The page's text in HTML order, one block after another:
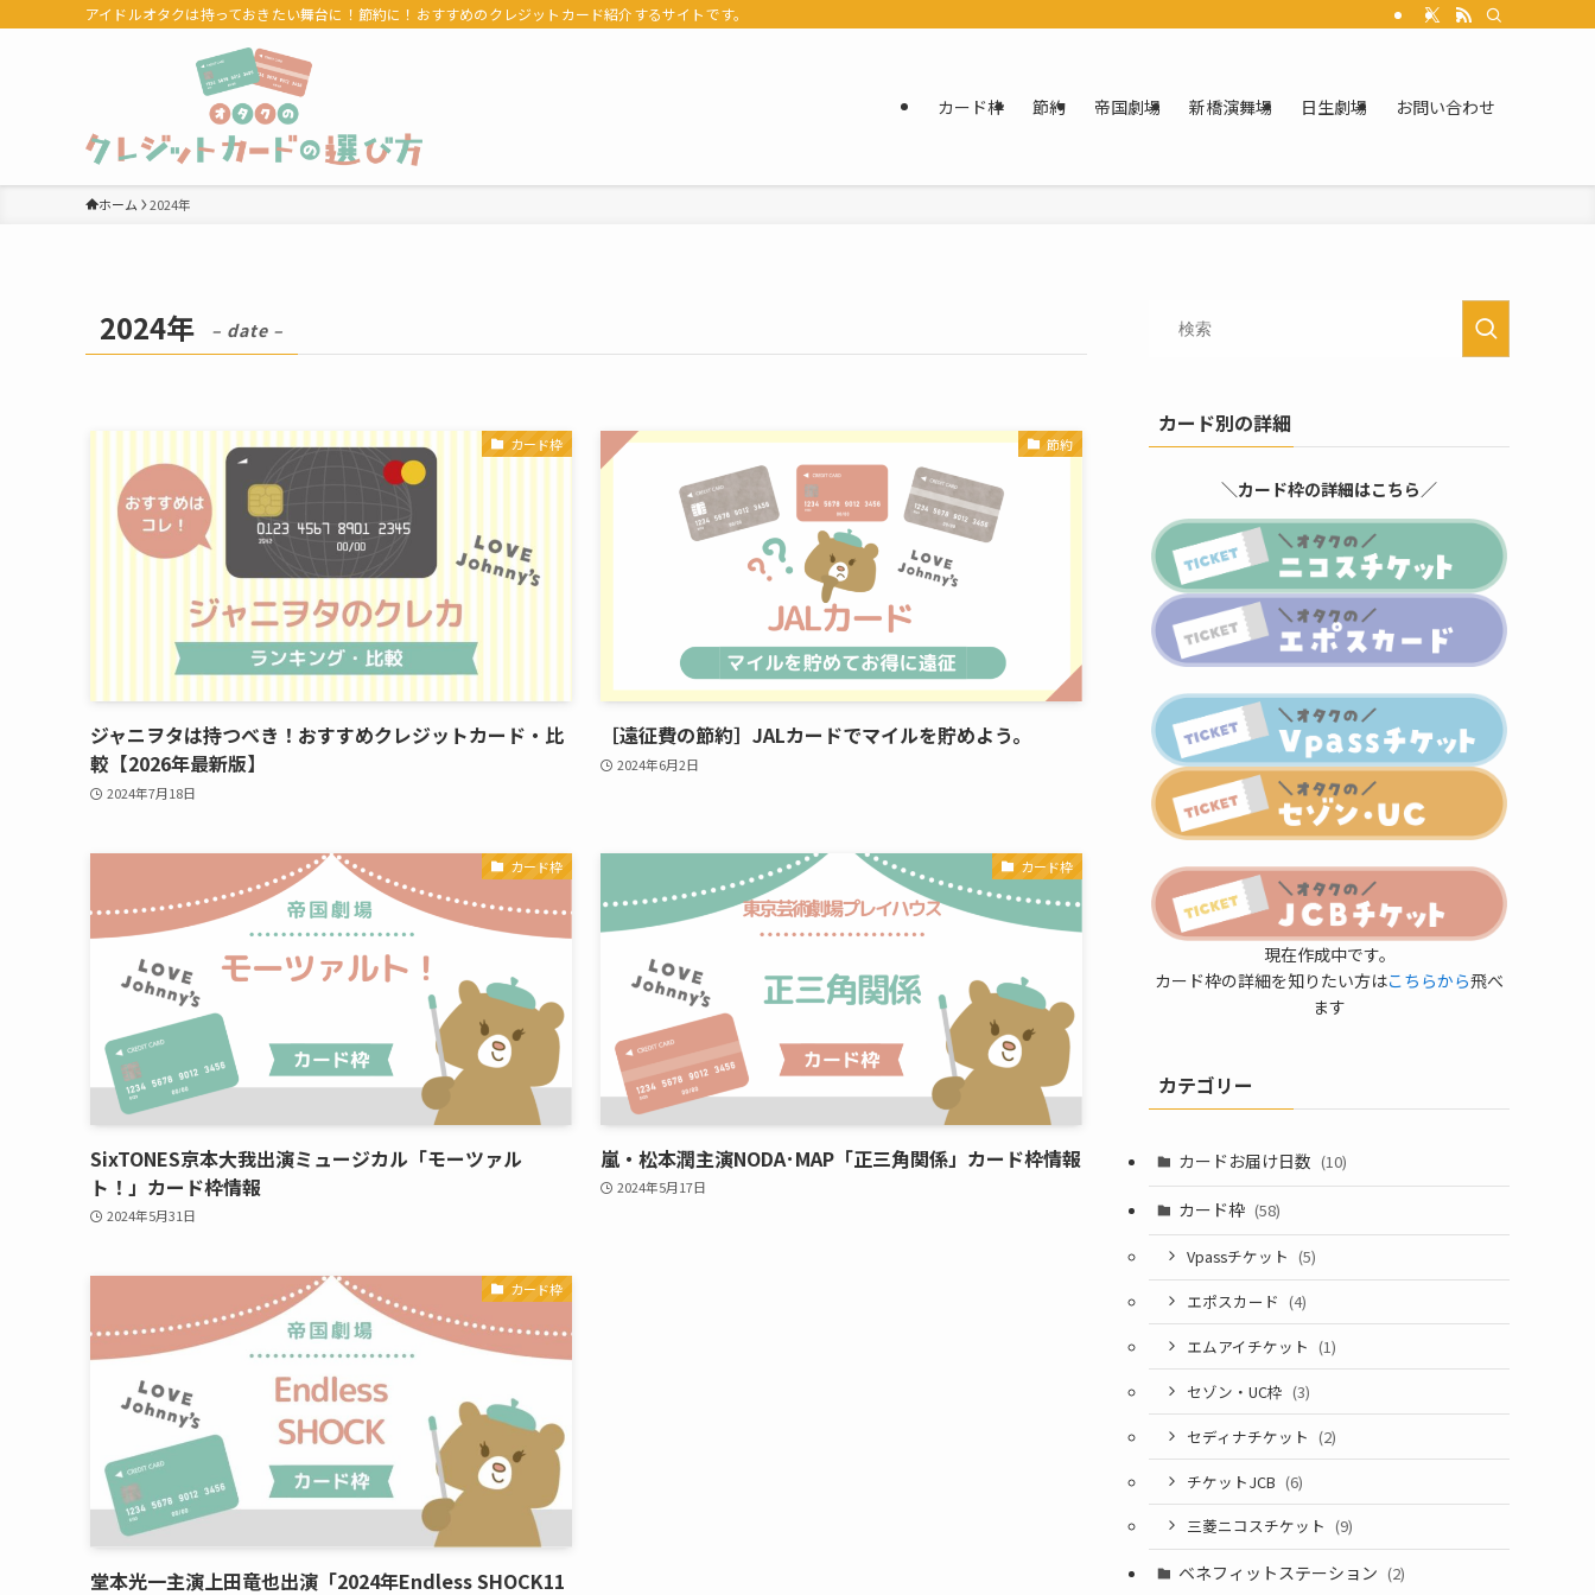
アイドルオタクは持っておきたい舞台に！節約に！おすすめのクレジットカード紹介するサイトです。
カード枠 節約 帝国劇場 新橋演舞場 日生劇場 お問い合わせ
ホーム 2024年
2024年 – date –
カード枠
ジャニヲタは持つべき！おすすめクレジットカード・比
較【2026年最新版】
2024年7月18日
節約
［遠征費の節約］JALカードでマイルを貯めよう。
2024年6月2日
カード枠
SixTONES京本大我出演ミュージカル「モーツァル
ト！」カード枠情報
2024年5月31日
カード枠
嵐・松本潤主演NODA･MAP「正三角関係」カード枠情報
2024年5月17日
カード枠
堂本光一主演上田竜也出演「2024年Endless SHOCK11
カード別の詳細
＼カード枠の詳細はこちら／
現在作成中です。
カード枠の詳細を知りたい方はこちらから飛べ
ます
カテゴリー
カードお届け日数 (10)
カード枠 (58)
Vpassチケット (5)
エポスカード (4)
エムアイチケット (1)
セゾン・UC枠 (3)
セディナチケット (2)
チケットJCB (6)
三菱ニコスチケット (9)
ベネフィットステーション (2)